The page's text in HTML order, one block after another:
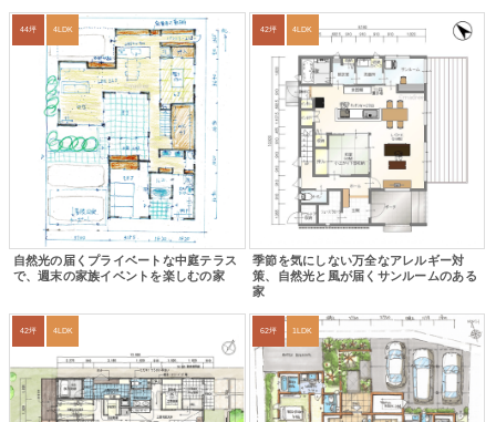
44坪 4LDK
自然光の届くプライベートな中庭テラス
で、週末の家族イベントを楽しむの家
42坪 4LDK
季節を気にしない万全なアレルギー対
策、自然光と風が届くサンルームのある
家
42坪 4LDK 62坪 1LDK